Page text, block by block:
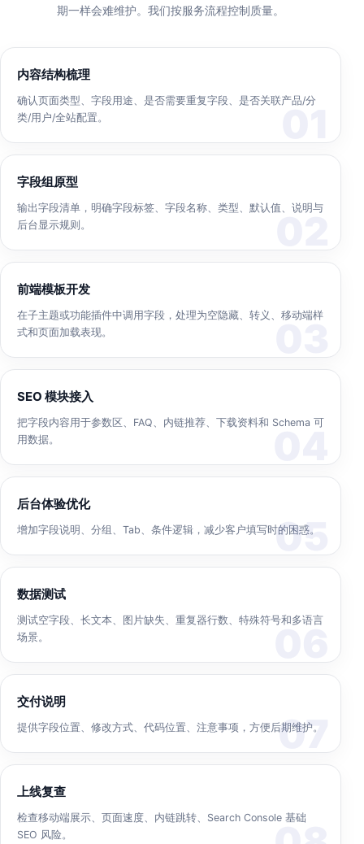
期一样会难维护。我们按服务流程控制质量。
内容结构梳理
确认页面类型、字段用途、是否需要重复字段、是否关联产品/分
类/用户/全站配置。
字段组原型
输出字段清单，明确字段标签、字段名称、类型、默认值、说明与
后台显示规则。
前端模板开发
在子主题或功能插件中调用字段，处理为空隐藏、转义、移动端样
式和页面加载表现。
SEO 模块接入
把字段内容用于参数区、FAQ、内链推荐、下载资料和 Schema 可
用数据。
后台体验优化
增加字段说明、分组、Tab、条件逻辑，减少客户填写时的困惑。
数据测试
测试空字段、长文本、图片缺失、重复器行数、特殊符号和多语言
场景。
交付说明
提供字段位置、修改方式、代码位置、注意事项，方便后期维护。
上线复查
检查移动端展示、页面速度、内链跳转、Search Console 基础
SEO 风险。